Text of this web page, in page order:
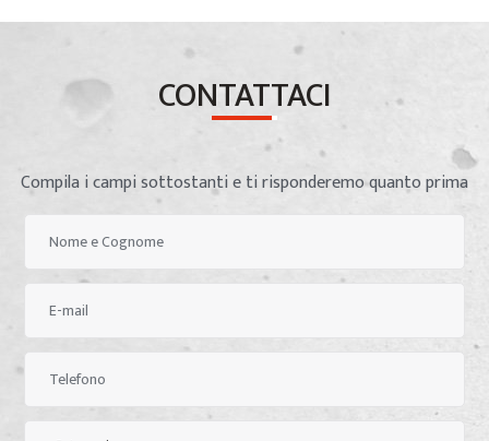
CONTATTACI
Compila i campi sottostanti e ti risponderemo quanto prima